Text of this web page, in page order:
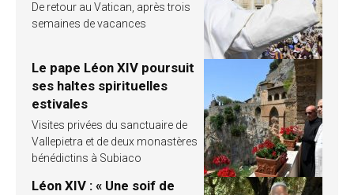
De retour au Vatican, après trois
semaines de vacances
Le pape Léon XIV poursuit
ses haltes spirituelles
estivales
Visites privées du sanctuaire de
Vallepietra et de deux monastères
bénédictins à Subiaco
Léon XIV : « Une soif de